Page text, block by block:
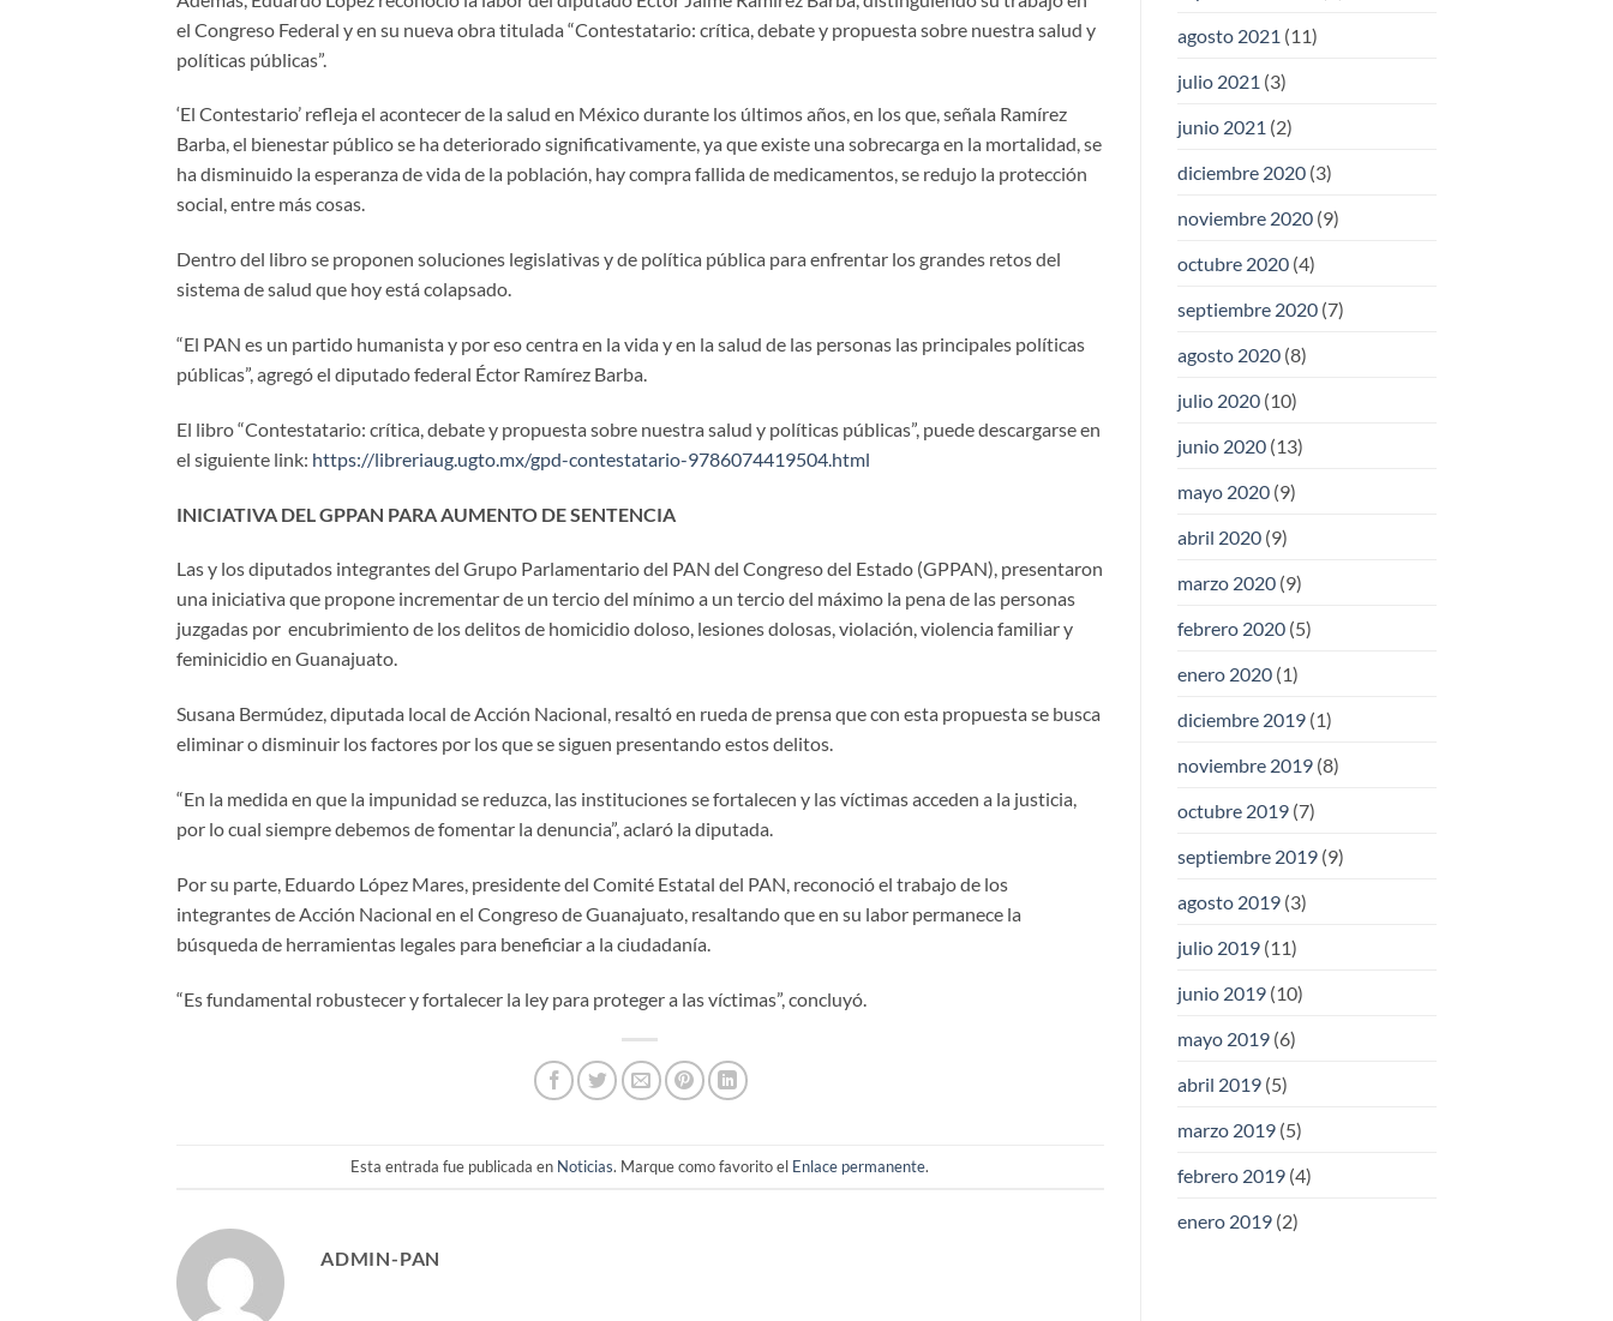
el Congreso Federal y en su nueva obra titulada “Contestatario: crítica, debate y propuesta sobre nuestra salud y
políticas públicas”.
‘El Contestario’ refleja el acontecer de la salud en México durante los últimos años, en los que, señala Ramírez
Barba, el bienestar público se ha deteriorado significativamente, ya que existe una sobrecarga en la mortalidad, se
ha disminuido la esperanza de vida de la población, hay compra fallida de medicamentos, se redujo la protección
social, entre más cosas.
Dentro del libro se proponen soluciones legislativas y de política pública para enfrentar los grandes retos del
sistema de salud que hoy está colapsado.
“El PAN es un partido humanista y por eso centra en la vida y en la salud de las personas las principales políticas
públicas”, agregó el diputado federal Éctor Ramírez Barba.
El libro “Contestatario: crítica, debate y propuesta sobre nuestra salud y políticas públicas”, puede descargarse en
el siguiente link: https://libreriaug.ugto.mx/gpd-contestatario-9786074419504.html
INICIATIVA DEL GPPAN PARA AUMENTO DE SENTENCIA
Las y los diputados integrantes del Grupo Parlamentario del PAN del Congreso del Estado (GPPAN), presentaron
una iniciativa que propone incrementar de un tercio del mínimo a un tercio del máximo la pena de las personas
juzgadas por encubrimiento de los delitos de homicidio doloso, lesiones dolosas, violación, violencia familiar y
feminicidio en Guanajuato.
Susana Bermúdez, diputada local de Acción Nacional, resaltó en rueda de prensa que con esta propuesta se busca
eliminar o disminuir los factores por los que se siguen presentando estos delitos.
“En la medida en que la impunidad se reduzca, las instituciones se fortalecen y las víctimas acceden a la justicia,
por lo cual siempre debemos de fomentar la denuncia”, aclaró la diputada.
Por su parte, Eduardo López Mares, presidente del Comité Estatal del PAN, reconoció el trabajo de los
integrantes de Acción Nacional en el Congreso de Guanajuato, resaltando que en su labor permanece la
búsqueda de herramientas legales para beneficiar a la ciudadanía.
“Es fundamental robustecer y fortalecer la ley para proteger a las víctimas”, concluyó.
Esta entrada fue publicada en Noticias. Marque como favorito el Enlace permanente.
ADMIN-PAN
agosto 2021 (11)
julio 2021 (3)
junio 2021 (2)
diciembre 2020(3)
noviembre 2020(9)
octubre 2020(4)
septiembre 2020(7)
agosto 2020(8)
julio 2020(10)
junio 2020(13)
mayo 2020(9)
abril 2020(9)
marzo 2020(9)
febrero 2020(5)
enero 2020(1)
diciembre 2019(1)
noviembre 2019(8)
octubre 2019(7)
septiembre 2019(9)
agosto 2019(3)
julio 2019(11)
junio 2019(10)
mayo 2019(6)
abril 2019(5)
marzo 2019(5)
febrero 2019(4)
enero 2019(2)